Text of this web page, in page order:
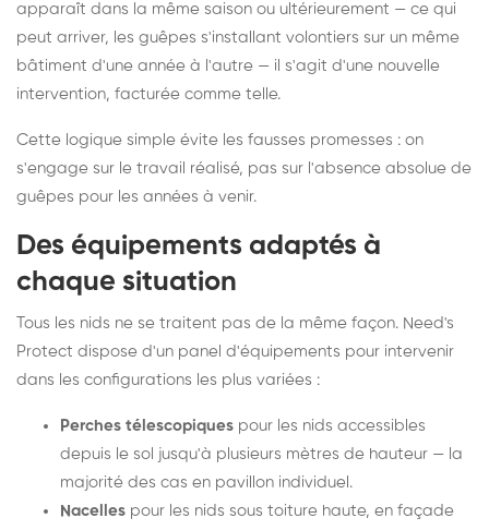
apparaît dans la même saison ou ultérieurement — ce qui
peut arriver, les guêpes s'installant volontiers sur un même
bâtiment d'une année à l'autre — il s'agit d'une nouvelle
intervention, facturée comme telle.
Cette logique simple évite les fausses promesses : on
s'engage sur le travail réalisé, pas sur l'absence absolue de
guêpes pour les années à venir.
Des équipements adaptés à
chaque situation
Tous les nids ne se traitent pas de la même façon. Need's
Protect dispose d'un panel d'équipements pour intervenir
dans les configurations les plus variées :
Perches télescopiques pour les nids accessibles
depuis le sol jusqu'à plusieurs mètres de hauteur — la
majorité des cas en pavillon individuel.
Nacelles pour les nids sous toiture haute, en façade